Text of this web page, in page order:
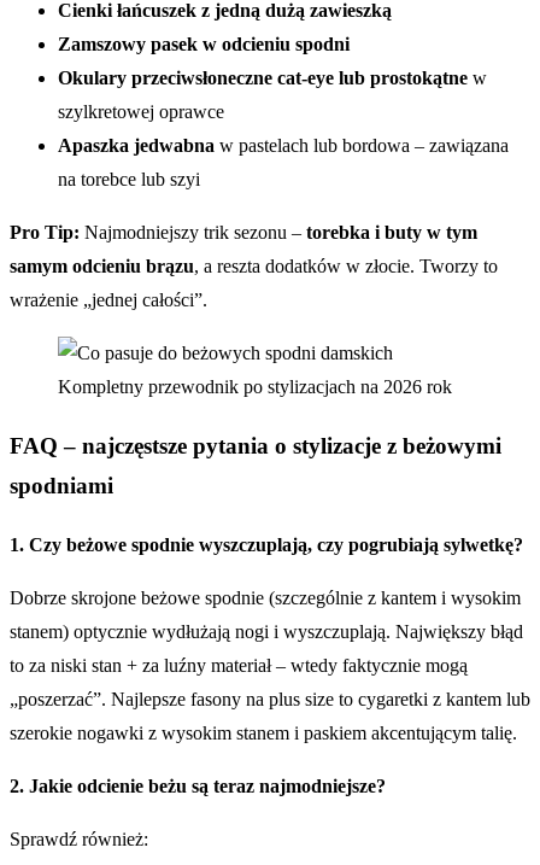
Cienki łańcuszek z jedną dużą zawieszką
Zamszowy pasek w odcieniu spodni
Okulary przeciwsłoneczne cat-eye lub prostokątne w
szylkretowej oprawce
Apaszka jedwabna w pastelach lub bordowa – zawiązana
na torebce lub szyi
Pro Tip: Najmodniejszy trik sezonu – torebka i buty w tym
samym odcieniu brązu, a reszta dodatków w złocie. Tworzy to
wrażenie „jednej całości”.
FAQ – najczęstsze pytania o stylizacje z beżowymi
spodniami
1. Czy beżowe spodnie wyszczuplają, czy pogrubiają sylwetkę?
Dobrze skrojone beżowe spodnie (szczególnie z kantem i wysokim
stanem) optycznie wydłużają nogi i wyszczuplają. Największy błąd
to za niski stan + za luźny materiał – wtedy faktycznie mogą
„poszerzać”. Najlepsze fasony na plus size to cygaretki z kantem lub
szerokie nogawki z wysokim stanem i paskiem akcentującym talię.
2. Jakie odcienie beżu są teraz najmodniejsze?
Sprawdź również: